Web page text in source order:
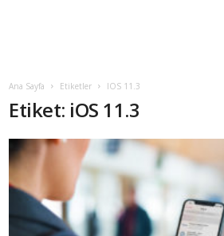
Ana Sayfa Etiketler IOS 11.3
Etiket: iOS 11.3